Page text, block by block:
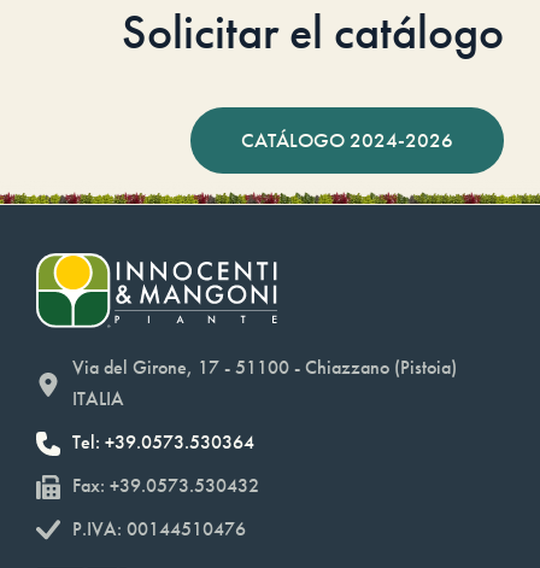
Solicitar el catálogo
CATÁLOGO 2024-2026
Via del Girone, 17 - 51100 - Chiazzano (Pistoia)
ITALIA
Tel: +39.0573.530364
Fax: +39.0573.530432
P.IVA: 00144510476